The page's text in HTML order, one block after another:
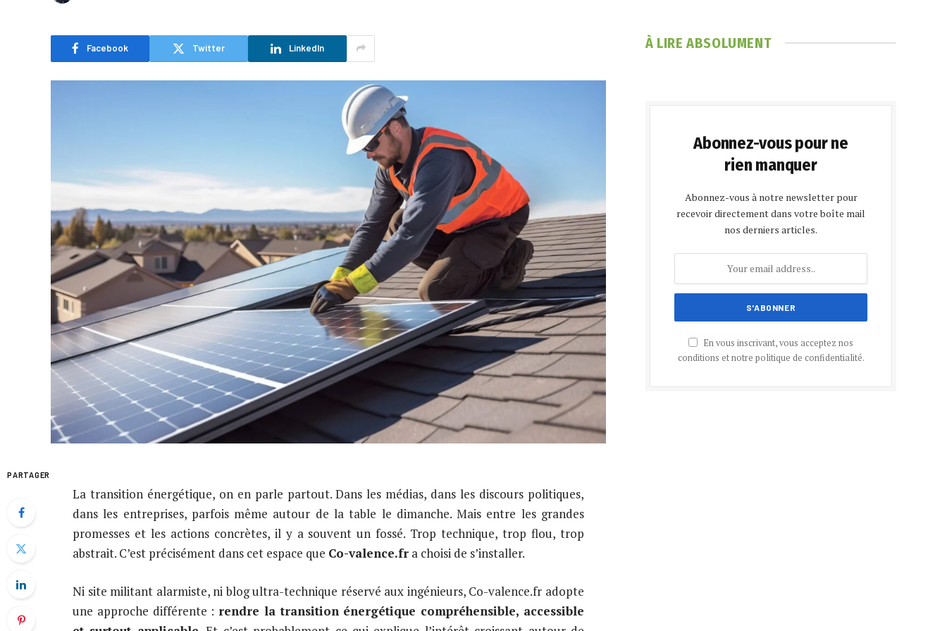
Facebook Twitter LinkedIn
PARTAGER
La transition énergétique, on en parle partout. Dans les médias, dans les discours politiques,
dans les entreprises, parfois même autour de la table le dimanche. Mais entre les grandes
promesses et les actions concrètes, il y a souvent un fossé. Trop technique, trop flou, trop
abstrait. C’est précisément dans cet espace que Co-valence.fr a choisi de s’installer.
Ni site militant alarmiste, ni blog ultra-technique réservé aux ingénieurs, Co-valence.fr adopte
une approche différente : rendre la transition énergétique compréhensible, accessible
À LIRE ABSOLUMENT
Abonnez-vous pour ne
rien manquer
Abonnez-vous à notre newsletter pour
recevoir directement dans votre boîte mail
nos derniers articles.
En vous inscrivant, vous acceptez nos
conditions et notre politique de confidentialité.